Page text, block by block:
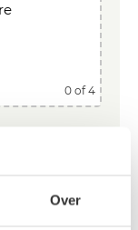
Over
0 of 4
en pdf.
bij dit
of per mail